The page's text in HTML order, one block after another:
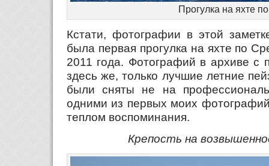
Прогулка на яхте
Кстати, фотографии в этой
была первая прогулка на яхте по
2011 года. Фотографий в архиве с
здесь же, только лучшие летние
были сняты не на
одними из первых моих
теплом воспоминания.
Крепость на